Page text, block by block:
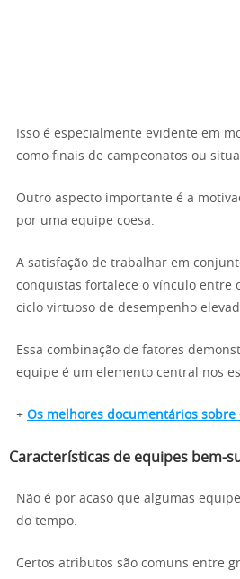
Isso é especialmente evidente em
como finais de campeonatos ou
Outro aspecto importante é a
por uma equipe coesa.
A satisfação de trabalhar em
conquistas fortalece o vínculo entre
ciclo virtuoso de desempenho
Essa combinação de fatores
equipe é um elemento central nos
+ Os melhores documentários
Características de equipes bem-
Não é por acaso que algumas
do tempo.
Certos atributos são comuns entre